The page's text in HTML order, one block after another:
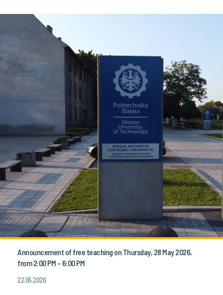
Announcement of free teaching on Thursday, 28 May 2026,
from 2:00 PM – 6:00 PM
22.05.2026